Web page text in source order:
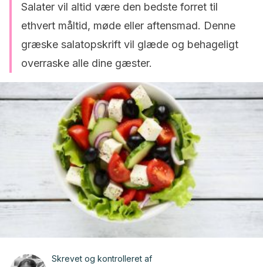
Salater vil altid være den bedste forret til
ethvert måltid, møde eller aftensmad. Denne
græske salatopskrift vil glæde og behageligt
overraske alle dine gæster.
Skrevet og kontrolleret af